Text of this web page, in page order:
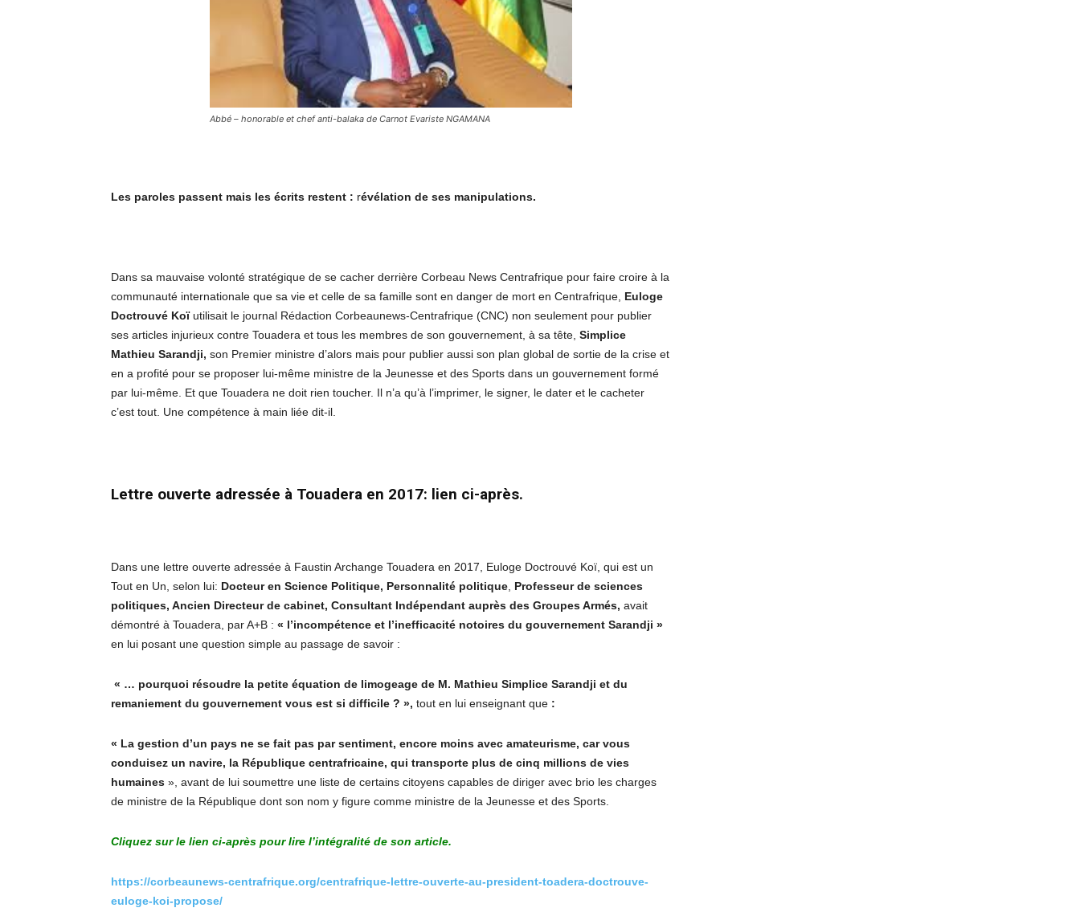
Abbé – honorable et chef anti-balaka de Carnot Evariste NGAMANA
Les paroles passent mais les écrits restent : révélation de ses manipulations.
Dans sa mauvaise volonté stratégique de se cacher derrière Corbeau News Centrafrique pour faire croire à la
communauté internationale que sa vie et celle de sa famille sont en danger de mort en Centrafrique, Euloge
Doctrouvé Koïutilisait le journal Rédaction Corbeaunews-Centrafrique (CNC) non seulement pour publier
ses articles injurieux contre Touadera et tous les membres de son gouvernement, à sa tête, Simplice
Mathieu Sarandji, son Premier ministre d’alors mais pour publier aussi son plan global de sortie de la crise et
en a profité pour se proposer lui-même ministre de la Jeunesse et des Sports dans un gouvernement formé
par lui-même. Et que Touadera ne doit rien toucher. Il n’a qu’à l’imprimer, le signer, le dater et le cacheter
c’est tout. Une compétence à main liée dit-il.
Lettre ouverte adressée à Touadera en 2017: lien ci-après.
Dans une lettre ouverte adressée à Faustin Archange Touadera en 2017, Euloge Doctrouvé Koï, qui est un
Tout en Un, selon lui: Docteur en Science Politique, Personnalité politique Professeur de sciences
politiques, Ancien Directeur de cabinet, Consultant Indépendant auprès des Groupes Armés, avait
démontré à Touadera, par A+B : « l’incompétence et l’inefficacité notoires du gouvernement Sarandji »
en lui posant une question simple au passage de savoir :
« … pourquoi résoudre la petite équation de limogeage de M. Mathieu Simplice Sarandji et du
remaniement du gouvernement vous est si difficile ? », tout en lui enseignant que :
« La gestion d’un pays ne se fait pas par sentiment, encore moins avec amateurisme, car vous
conduisez un navire, la République centrafricaine, qui transporte plus de cinq millions de vies
humaines », avant de lui soumettre une liste de certains citoyens capables de diriger avec brio les charges
de ministre de la République dont son nom y figure comme ministre de la Jeunesse et des Sports.
Cliquez sur le lien ci-après pour lire l’intégralité de son article.
https://corbeaunews-centrafrique.org/centrafrique-lettre-ouverte-au-president-toadera-doctrouve-
euloge-koi-propose/